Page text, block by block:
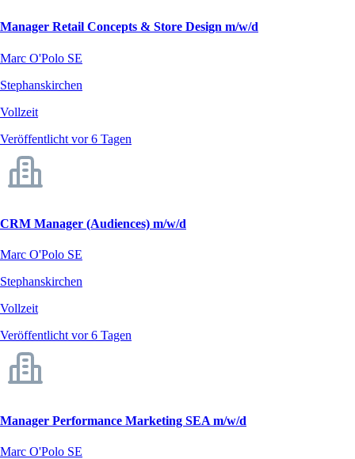
Manager Retail Concepts & Store Design m/w/d
Marc O'Polo SE
Stephanskirchen
Vollzeit
Veröffentlicht vor 6 Tagen
CRM Manager (Audiences) m/w/d
Marc O'Polo SE
Stephanskirchen
Vollzeit
Veröffentlicht vor 6 Tagen
Manager Performance Marketing SEA m/w/d
Marc O'Polo SE